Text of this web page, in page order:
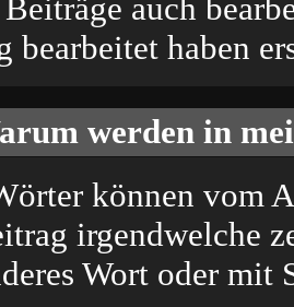
auch
bearbeitet haben
werden in
können vom
irgendwelche
Wort oder mit